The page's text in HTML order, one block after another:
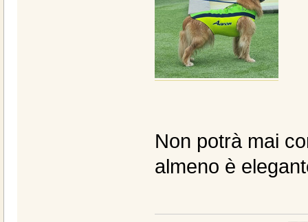
Non potrà mai
almeno è